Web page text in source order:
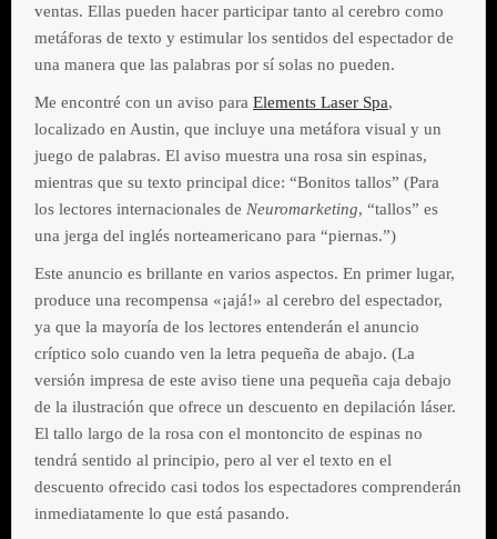
ventas. Ellas pueden hacer participar tanto al cerebro como
metáforas de texto y estimular los sentidos del espectador de
una manera que las palabras por sí solas no pueden.
Me encontré con un aviso para Elements Laser Spa,
localizado en Austin, que incluye una metáfora visual y un
juego de palabras. El aviso muestra una rosa sin espinas,
mientras que su texto principal dice: “Bonitos tallos” (Para
los lectores internacionales de Neuromarketing, “tallos” es
una jerga del inglés norteamericano para “piernas.”)
Este anuncio es brillante en varios aspectos. En primer lugar,
produce una recompensa «¡ajá!» al cerebro del espectador,
ya que la mayoría de los lectores entenderán el anuncio
críptico solo cuando ven la letra pequeña de abajo. (La
versión impresa de este aviso tiene una pequeña caja debajo
de la ilustración que ofrece un descuento en depilación láser.
El tallo largo de la rosa con el montoncito de espinas no
tendrá sentido al principio, pero al ver el texto en el
descuento ofrecido casi todos los espectadores comprenderán
inmediatamente lo que está pasando.